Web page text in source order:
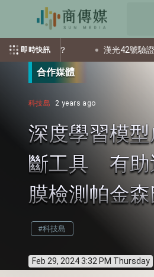
即時快訊
出多少個資？ 漢光42號驗證
合作媒體
科技島 2 years ago
深度學習模
斷工具 有助
膜檢測帕金
#科技島
Feb 29, 2024 3:32 PM Thursday